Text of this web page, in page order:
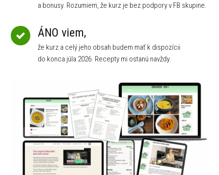
a bonusy. Rozumiem, že kurz je bez podpory v FB skupine.
ÁNO viem,
že kurz a celý jeho obsah budem mať k dispozícii
do konca júla 2026. Recepty mi ostanú navždy.